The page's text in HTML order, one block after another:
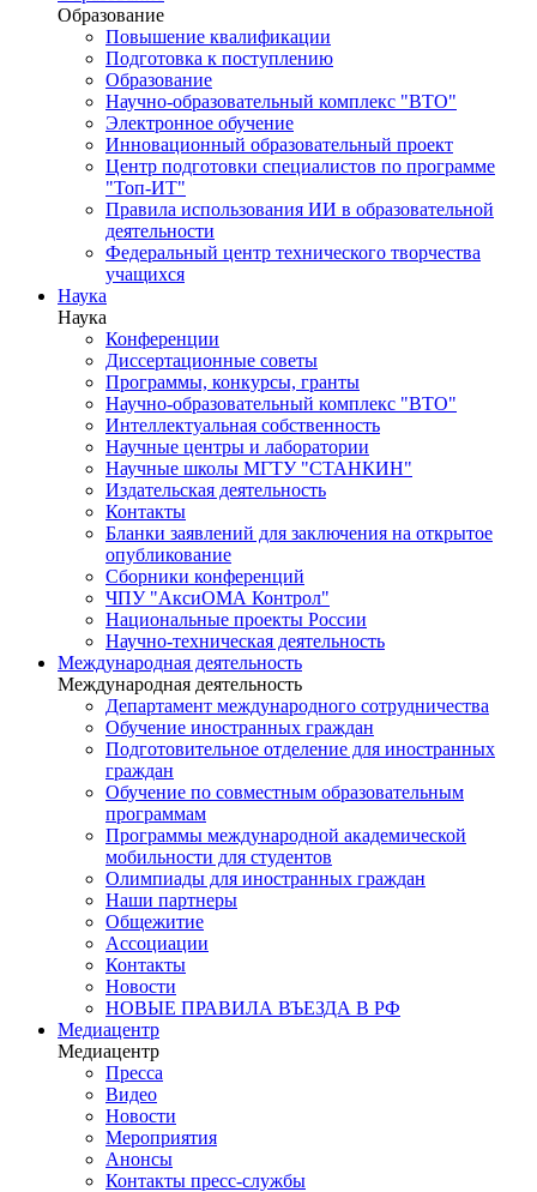
Образование
Повышение квалификации
Подготовка к поступлению
Образование
Научно-образовательный комплекс "ВТО"
Электронное обучение
Инновационный образовательный проект
Центр подготовки специалистов по программе
"Топ-ИТ"
Правила использования ИИ в образовательной
деятельности
Федеральный центр технического творчества
учащихся
Наука
Наука
Конференции
Диссертационные советы
Программы, конкурсы, гранты
Научно-образовательный комплекс "ВТО"
Интеллектуальная собственность
Научные центры и лаборатории
Научные школы МГТУ "СТАНКИН"
Издательская деятельность
Контакты
Бланки заявлений для заключения на открытое
опубликование
Сборники конференций
ЧПУ "АксиОМА Контрол"
Национальные проекты России
Научно-техническая деятельность
Международная деятельность
Международная деятельность
Департамент международного сотрудничества
Обучение иностранных граждан
Подготовительное отделение для иностранных
граждан
Обучение по совместным образовательным
программам
Программы международной академической
мобильности для студентов
Олимпиады для иностранных граждан
Наши партнеры
Общежитие
Ассоциации
Контакты
Новости
НОВЫЕ ПРАВИЛА ВЪЕЗДА В РФ
Медиацентр
Медиацентр
Пресса
Видео
Новости
Мероприятия
Анонсы
Контакты пресс-службы